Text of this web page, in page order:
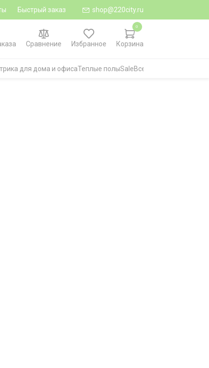
Быстрый заказ shop@220city.ru
Сравнение Избранное Корзина
0
для дома и офисаТеплые полыSaleВсе категории